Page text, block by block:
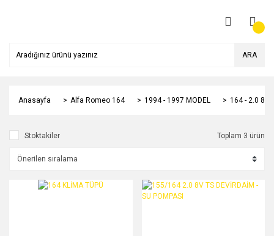
ARA
Anasayfa Alfa Romeo 164 1994 - 1997 MODEL 164 - 2.0 8V
Stoktakiler Toplam 3 ürün